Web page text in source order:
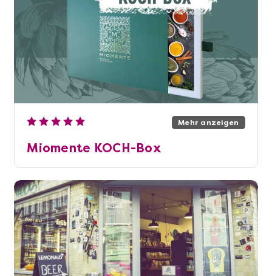
Mehr anzeigen
Miomente KOCH-Box